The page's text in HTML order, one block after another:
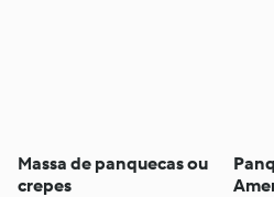
Massa de panquecas ou
crepes